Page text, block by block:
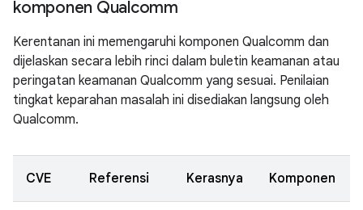
komponen Qualcomm
Kerentanan ini memengaruhi komponen Qualcomm dan
dijelaskan secara lebih rinci dalam buletin keamanan atau
peringatan keamanan Qualcomm yang sesuai. Penilaian
tingkat keparahan masalah ini disediakan langsung oleh
Qualcomm.
CVE Referensi Kerasnya Komponen